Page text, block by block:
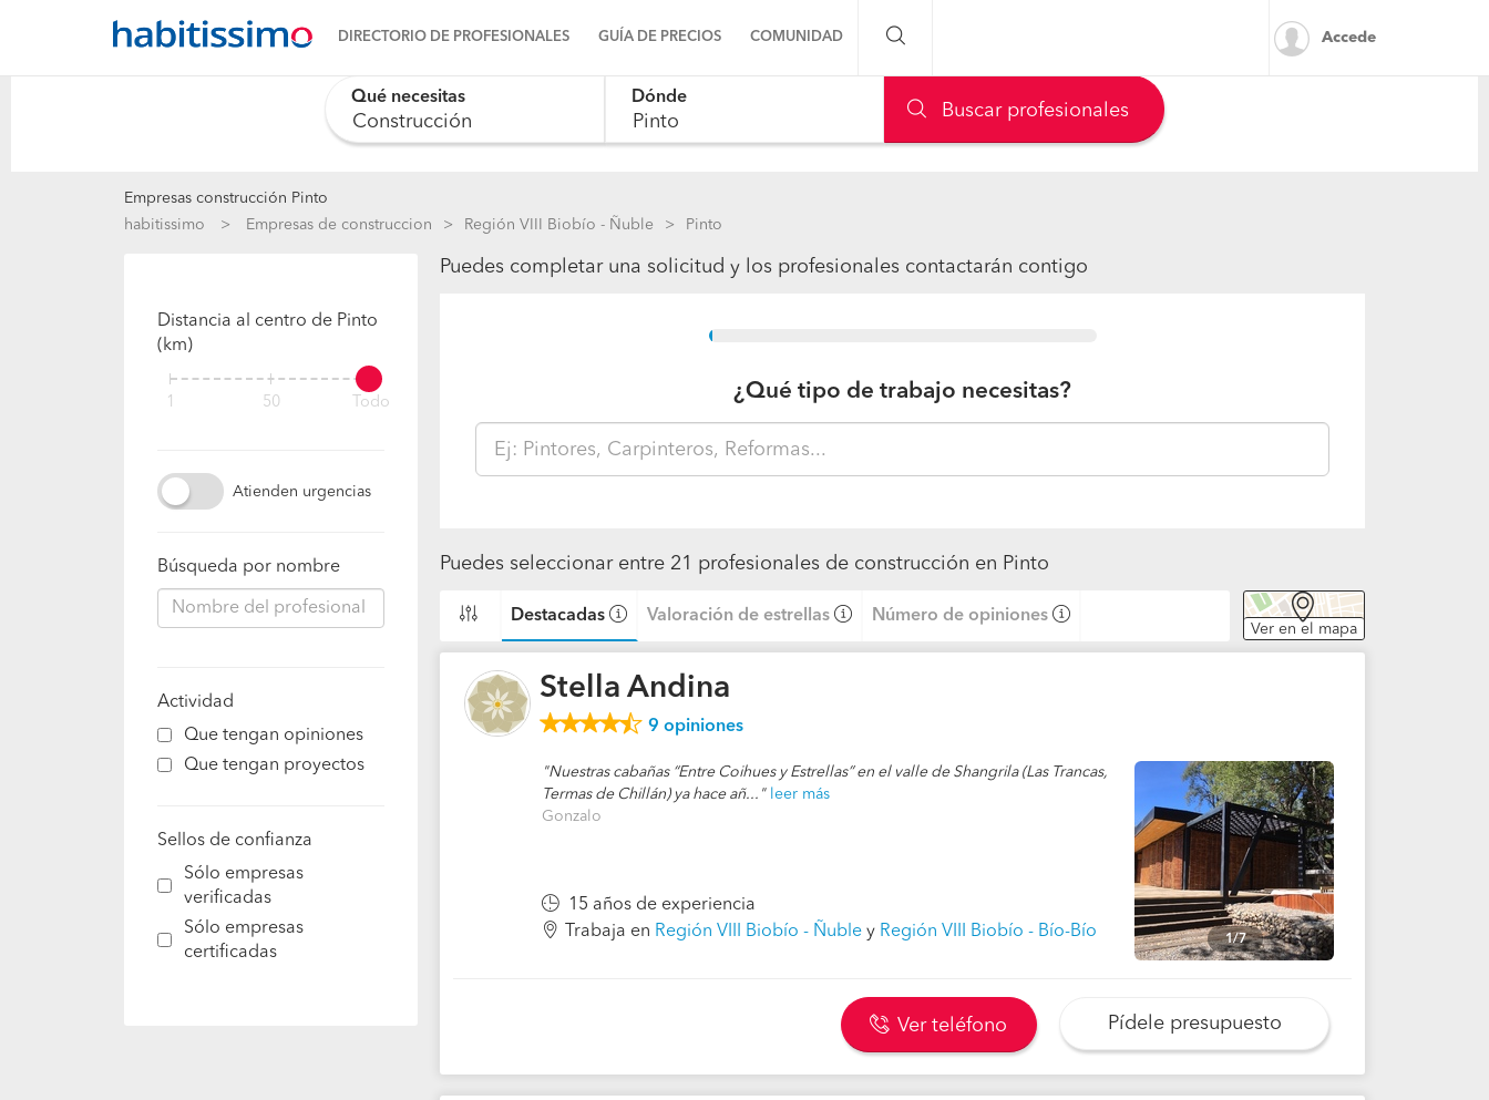
DIRECTORIO DE PROFESIONALES GUÍA DE PRECIOS COMUNIDAD
Preguntas a la comunidad
Procenter
Accede
Qué necesitas Dónde
Buscar profesionales
Empresas construcción Pinto
habitissimo
Empresas de construccion Región VIII Biobío - Ñuble Pinto
Distancia al centro de Pinto
(km)
1 50 Todo
Atienden urgencias
Búsqueda por nombre
Actividad
Que tengan opiniones
Que tengan proyectos
Sellos de confianza
Sólo empresas
verificadas
Sólo empresas
certificadas
Puedes completar una solicitud y los profesionales contactarán contigo
15%
¿Qué tipo de trabajo necesitas?
Puedes seleccionar entre 21 profesionales de construcción en Pinto
Destacadas Valoración de estrellas Número de opiniones
Ver en el mapa
Stella Andina
9 opiniones
Nuestras cabañas “Entre Coihues y Estrellas” en el valle de Shangrila (Las Trancas,
Termas de Chillán) ya hace añ...
leer más
Gonzalo
1/7
15 años de experiencia
Trabaja en Región VIII Biobío - Ñuble y Región VIII Biobío - Bío-Bío
Ver teléfono Pídele presupuesto